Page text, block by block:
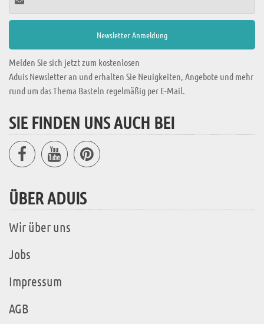
Melden Sie sich jetzt zum kostenlosen
Aduis Newsletter an und erhalten Sie Neuigkeiten, Angebote und mehr
rund um das Thema Basteln regelmäßig per E-Mail.
SIE FINDEN UNS AUCH BEI
ÜBER ADUIS
Wir über uns
Jobs
Impressum
AGB